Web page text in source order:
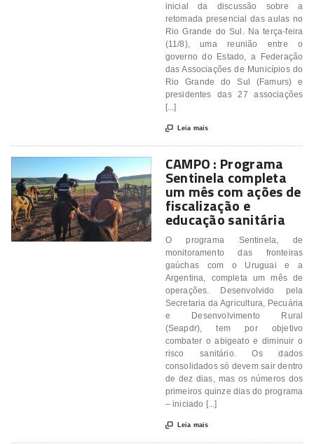
inicial da discussão sobre a
retomada presencial das aulas no
Rio Grande do Sul. Na terça-feira
(11/8), uma reunião entre o
governo do Estado, a Federação
das Associações de Municípios do
Rio Grande do Sul (Famurs) e
presidentes das 27 associações
[...]
 Leia mais
CAMPO : Programa
Sentinela completa
um mês com ações de
fiscalização e
educação sanitária
O programa Sentinela, de
monitoramento das fronteiras
gaúchas com o Uruguai e a
Argentina, completa um mês de
operações. Desenvolvido pela
Secretaria da Agricultura, Pecuária
e Desenvolvimento Rural
(Seapdr), tem por objetivo
combater o abigeato e diminuir o
risco sanitário. Os dados
consolidados só devem sair dentro
de dez dias, mas os números dos
primeiros quinze dias do programa
– iniciado [...]
 Leia mais